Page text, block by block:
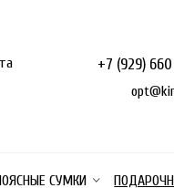
+7 (929)
СУМКИ